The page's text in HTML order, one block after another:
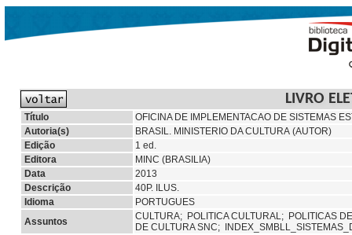
LIVRO
Título
OFICINA DE IMPLEMENTACAO DE SISTEMAS
Autoria(s)
BRASIL. MINISTERIO DA CULTURA (AUTOR)
Edição
1 ed.
Editora
MINC (BRASILIA)
Data
2013
Descrição
40P. ILUS.
Idioma
PORTUGUES
Assuntos
CULTURA; POLITICA CULTURAL; POLITICAS
DE CULTURA SNC;